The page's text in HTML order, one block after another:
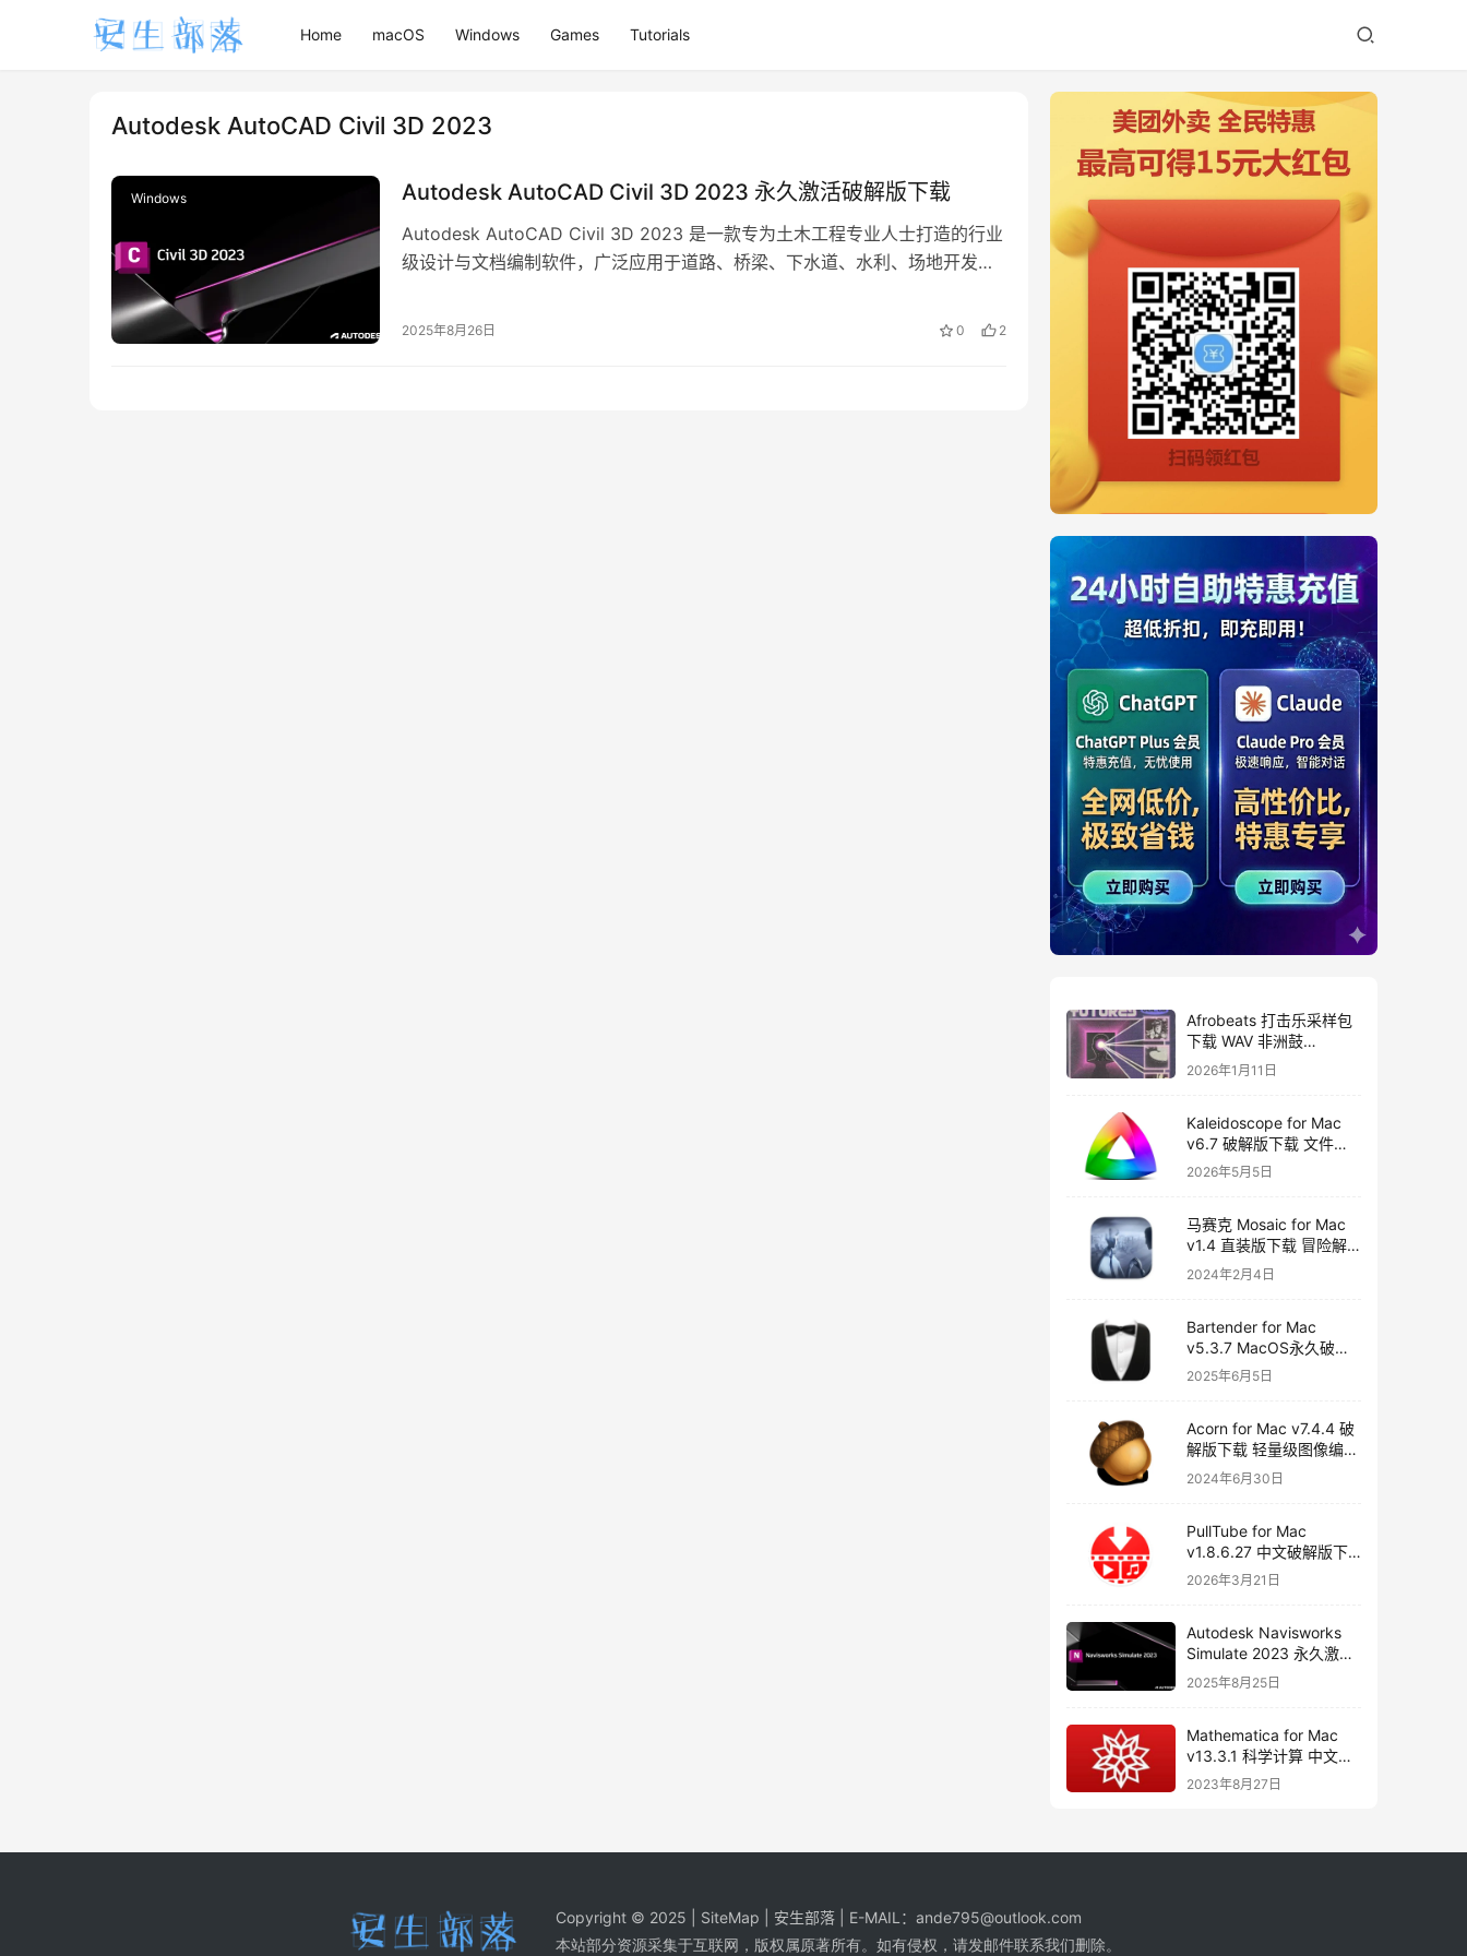
Home macOS Windows Games Tutorials
Autodesk AutoCAD Civil 3D 2023
Windows Autodesk AutoCAD Civil 3D 2023 永久激活破解版下载
Autodesk AutoCAD Civil 3D 2023 是一款专为土木工程专业人士打造的行业
级设计与文档编制软件，广泛应用于道路、桥梁、下水道、水利、场地开发等
2025年8月26日 0 2
Afrobeats 打击乐采样包
下载 WAV 非洲鼓
Amapiano Afro House
Futures Vol 2
2026年1月11日
Kaleidoscope for Mac
v6.7 破解版下载 文件比
较工具
2026年5月5日
马赛克 Mosaic for Mac
v1.4 直装版下载 冒险解
谜游戏
2024年2月4日
Bartender for Mac
v5.3.7 MacOS永久破解
版下载
2025年6月5日
Acorn for Mac v7.4.4 破
解版下载 轻量级图像编辑
器
2024年6月30日
PullTube for Mac
v1.8.6.27 中文破解版下
载 视频下载工具
2026年3月21日
Autodesk Navisworks
Simulate 2023 永久激活
破解版下载
2025年8月25日
Mathematica for Mac
v13.3.1 科学计算 中文破
解版下载
2023年8月27日
Copyright © 2025 | SiteMap | 安生部落 | E-MAIL： ande795@outlook.com
本站部分资源采集于互联网，版权属原著所有。如有侵权，请发邮件联系我们删除。